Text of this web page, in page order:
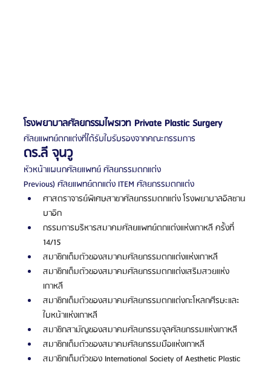
โรงพยาบาลศัลยกรรมไพรเวท Private Plastic Surgery
ศัลยแพทย์ตกแต่งที่ได้รับใบรับรองจากคณะกรรมการ
ดร.ลี จุนวู
หัวหน้าแผนกศัลยแพทย์ ศัลยกรรมตกแต่ง
Previous) ศัลยแพทย์ตกแต่ง ITEM ศัลยกรรมตกแต่ง
ศาสตราจารย์พิเศษสาขาศัลยกรรมตกแต่ง โรงพยาบาลอิลซาน
บาอิก
กรรมการบริหารสมาคมศัลยแพทย์ตกแต่งแห่งเกาหลี ครั้งที่
14/15
สมาชิกเต็มตัวของสมาคมศัลยกรรมตกแต่งแห่งเกาหลี
สมาชิกเต็มตัวของสมาคมศัลยกรรมตกแต่งเสริมสวยแห่ง
เกาหลี
สมาชิกเต็มตัวของสมาคมศัลยกรรมตกแต่งกะโหลกศีรษะและ
ใบหน้าแห่งเกาหลี
สมาชิกสามัญของสมาคมศัลยกรรมจุลศัลยกรรมแห่งเกาหลี
สมาชิกเต็มตัวของสมาคมศัลยกรรมมือแห่งเกาหลี
สมาชิกเต็มตัวของ International Society of Aesthetic Plastic